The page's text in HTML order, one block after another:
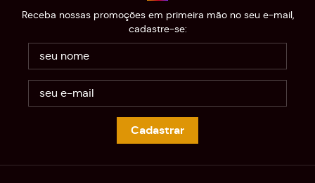
Receba nossas promoções em primeira mão no seu e-mail,
cadastre-se:
Cadastrar